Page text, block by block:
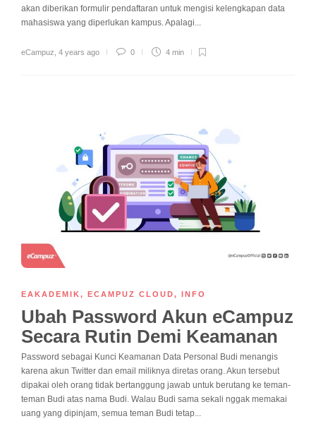
akan diberikan formulir pendaftaran untuk mengisi kelengkapan data
mahasiswa yang diperlukan kampus. Apalagi...
eCampuz 4 years ago 0 4 min
EAKADEMIK, ECAMPUZ CLOUD, INFO
Ubah Password Akun eCampuz
Secara Rutin Demi Keamanan
Password sebagai Kunci Keamanan Data Personal Budi menangis
karena akun Twitter dan email miliknya diretas orang. Akun tersebut
dipakai oleh orang tidak bertanggung jawab untuk berutang ke teman-
teman Budi atas nama Budi. Walau Budi sama sekali nggak memakai
uang yang dipinjam, semua teman Budi tetap...